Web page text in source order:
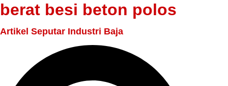
berat besi beton polos
Artikel Seputar Industri Baja